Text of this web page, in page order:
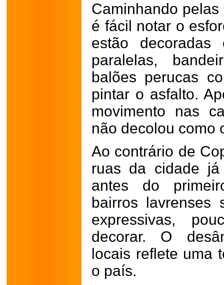
Caminhando
é fácil notar o
estão
paralelas,
balões perucas
pintar o asfalto.
movimento nas
não decolou como
Ao contrário de
ruas da cidade já
antes do
bairros lavrenses
expressivas,
decorar. O
locais reflete uma
o país.